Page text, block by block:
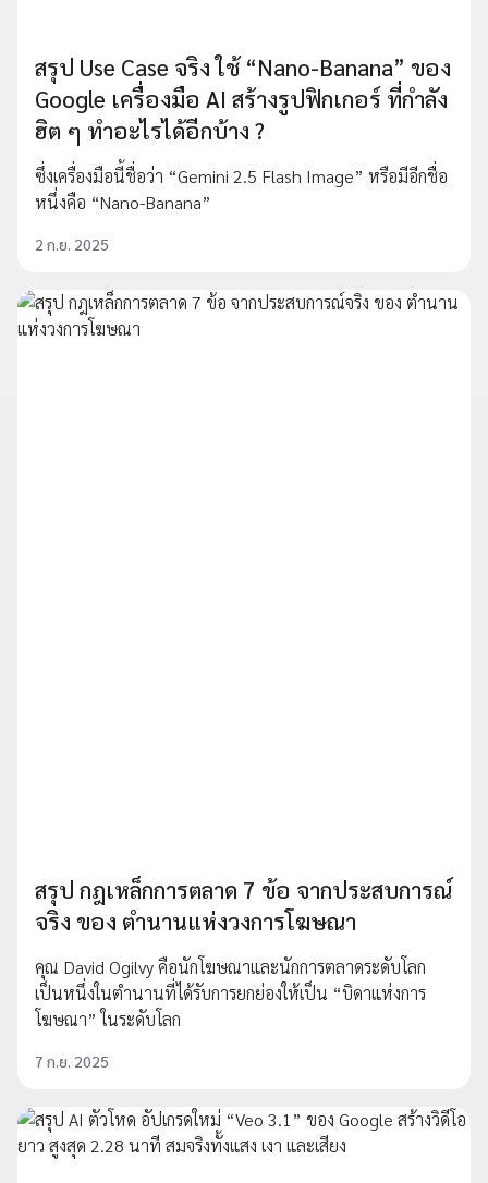
สรุป Use Case จริง ใช้ “Nano-Banana” ของ
Google เครื่องมือ AI สร้างรูปฟิกเกอร์ ที่กำลัง
ฮิต ๆ ทำอะไรได้อีกบ้าง ?
ซึ่งเครื่องมือนี้ชื่อว่า “Gemini 2.5 Flash Image” หรือมีอีกชื่อ
หนึ่งคือ “Nano-Banana”
2 ก.ย. 2025
สรุป กฎเหล็กการตลาด 7 ข้อ จากประสบการณ์
จริง ของ ตำนานแห่งวงการโฆษณา
คุณ David Ogilvy คือนักโฆษณาและนักการตลาดระดับโลก
เป็นหนึ่งในตำนานที่ได้รับการยกย่องให้เป็น “บิดาแห่งการ
โฆษณา” ในระดับโลก
7 ก.ย. 2025